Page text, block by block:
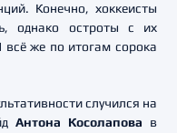
Конечно, хоккеисты
однако остроты с их
же по итогам сорока
случился на
Антона Косолапова в